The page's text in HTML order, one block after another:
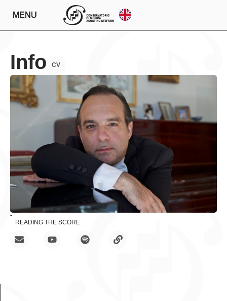
MENU
Info CV
Teachings
READING THE SCORE